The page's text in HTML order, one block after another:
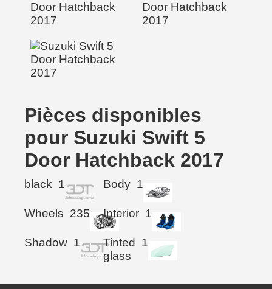
Pièces disponibles
pour Suzuki Swift 5
Door Hatchback 2017
black 1 Body 1
Wheels 235 Interior 1
Shadow 1
Tinted
glass
1